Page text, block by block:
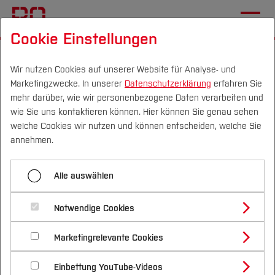
Campus Personen DE|EN Quicklinks
Studium
Studienangebote
Bachelorstudiengänge
Masterstudiengänge
Vor dem Studium
Bewerben & Einschreiben
Bewerbungsportal
Im Studium
Studienbüros und Prüfungen
Nach dem Studium
Forschung & Transfer
Profil
Forschungs- und Transferprofil
Schwerpunkte (FuT)
Beratung & Förderung
Nachhaltigkeit
Nachhaltigkeit studieren
International
Kapitel 2: Grundlagen
2.2 Vektorgeometrie
Menü aufklappen
2.2 Vektorgeometrie
2.3 Topologie
2.4 Relationen und SQL
2.2 Vektorgeometrie
Behandelte Themen
Koordinatensysteme
Vektoren und Vektoroperationen
Cookie Einstellungen
Wir nutzen Cookies auf unserer Website für Analyse- und
Marketingzwecke. In unserer Datenschutzerklärung erfahren Sie
mehr darüber, wie wir personenbezogene Daten verarbeiten und
wie Sie uns kontaktieren können. Hier können Sie genau sehen
welche Cookies wir nutzen und können entscheiden, welche Sie
annehmen.
Alle auswählen
Notwendige Cookies
Marketingrelevante Cookies
Einbettung YouTube-Videos